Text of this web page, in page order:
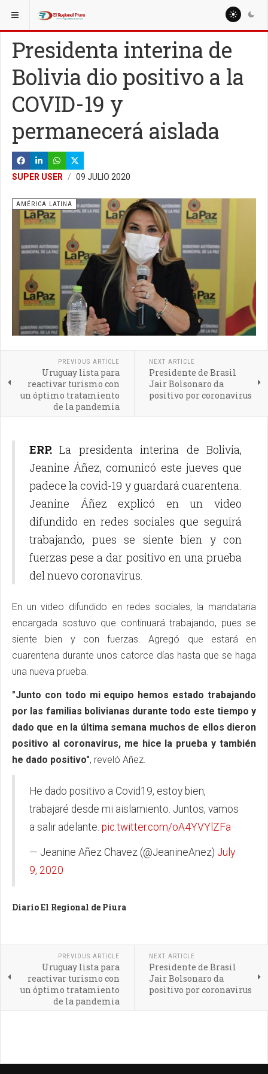
ESTÁ AQUÍ: MUNDO
Presidenta interina de
Bolivia dio positivo a la
COVID-19 y
permanecerá aislada
SUPER USER 09 JULIO 2020
AMÉRICA LATINA
PREVIOUS ARTICLE
Uruguay lista para
reactivar turismo con
un óptimo tratamiento
de la pandemia
NEXT ARTICLE
Presidente de Brasil
Jair Bolsonaro da
positivo por coronavirus
ERP. La presidenta interina de Bolivia,
Jeanine Áñez, comunicó este jueves que
padece la covid-19 y guardará cuarentena.
Jeanine Áñez explicó en un video
difundido en redes sociales que seguirá
trabajando, pues se siente bien y con
fuerzas pese a dar positivo en una prueba
del nuevo coronavirus.
En un video difundido en redes sociales, la mandataria
encargada sostuvo que continuará trabajando, pues se
siente bien y con fuerzas. Agregó que estará en
cuarentena durante unos catorce días hasta que se haga
una nueva prueba.
"Junto con todo mi equipo hemos estado trabajando
por las familias bolivianas durante todo este tiempo y
dado que en la última semana muchos de ellos dieron
positivo al coronavirus, me hice la prueba y también
he dado positivo", reveló Añez.
He dado positivo a Covid19, estoy bien,
trabajaré desde mi aislamiento. Juntos, vamos
a salir adelante. pic.twitter.com/oA4YVYlZFa
— Jeanine Añez Chavez (@JeanineAnez) July
9, 2020
Diario El Regional de Piura
PREVIOUS ARTICLE
Uruguay lista para
reactivar turismo con
un óptimo tratamiento
de la pandemia
NEXT ARTICLE
Presidente de Brasil
Jair Bolsonaro da
positivo por coronavirus